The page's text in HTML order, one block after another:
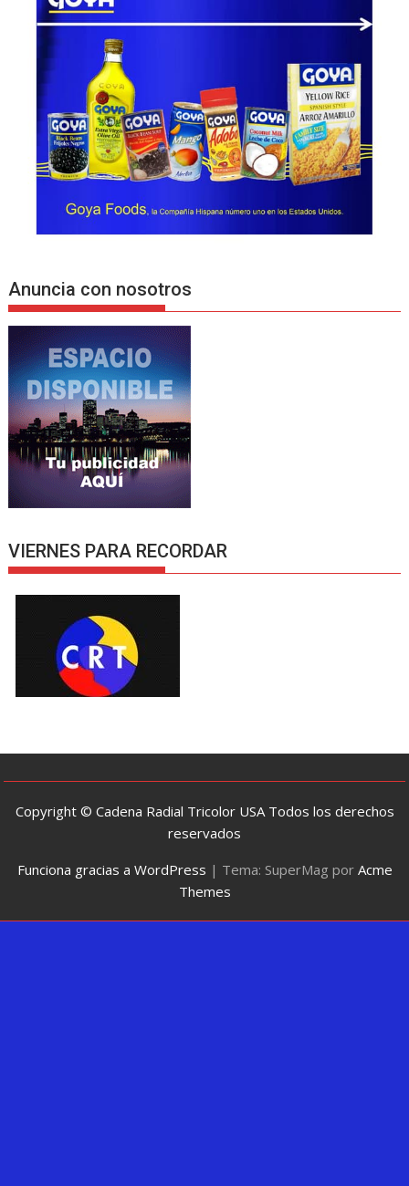
Anuncia con nosotros
VIERNES PARA RECORDAR
Copyright © Cadena Radial Tricolor USA Todos los derechos
reservados
Funciona gracias a WordPress | Tema: SuperMag por Acme
Themes